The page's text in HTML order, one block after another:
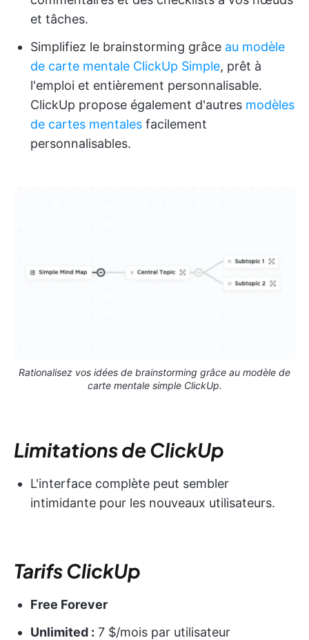
et tâches.
Simplifiez le brainstorming grâce au modèle
de carte mentale ClickUp Simple, prêt à
l'emploi et entièrement personnalisable.
ClickUp propose également d'autres modèles
de cartes mentales facilement
personnalisables.
Rationalisez vos idées de brainstorming grâce au modèle de
carte mentale simple ClickUp.
Limitations de ClickUp
L'interface complète peut sembler
intimidante pour les nouveaux utilisateurs.
Tarifs ClickUp
Free Forever
Unlimited : 7 $/mois par utilisateur